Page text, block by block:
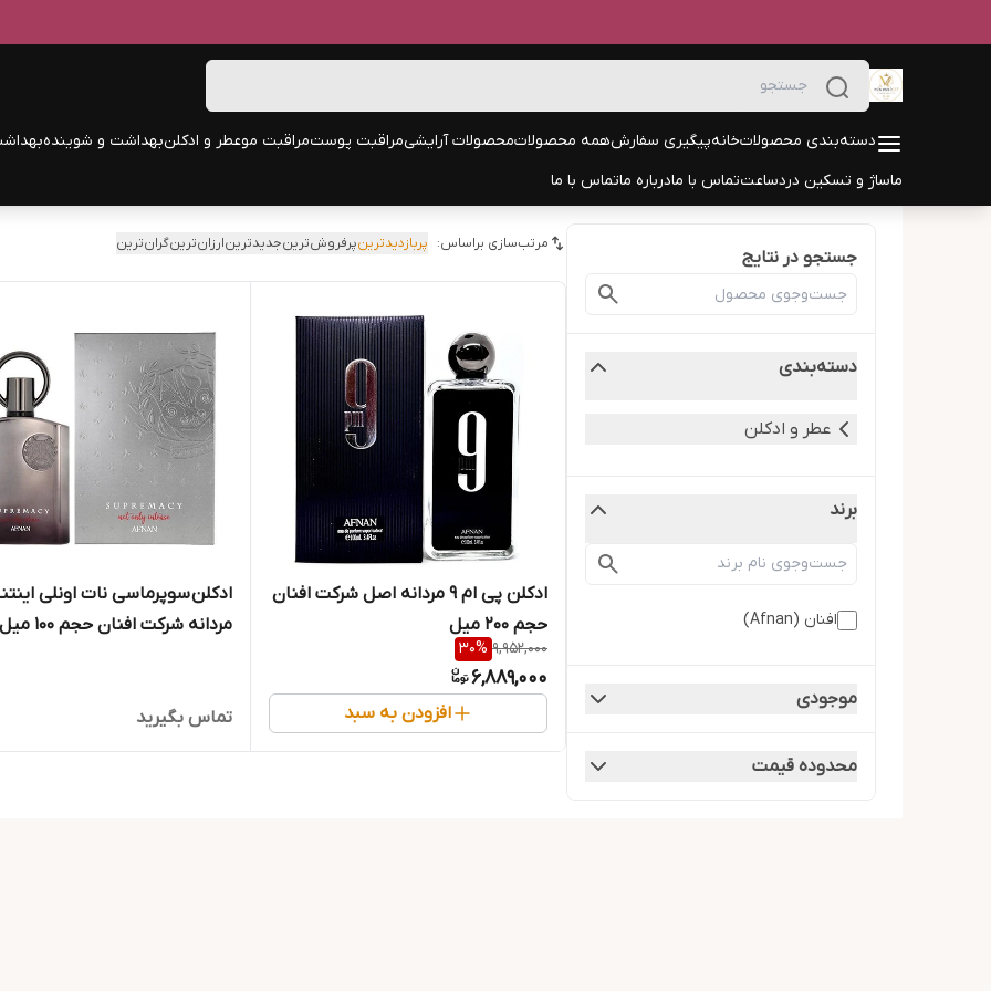
دسته‌بندی محصولاتخانهپیگیری سفارشهمه محصولاتمحصولات آرایشیمراقبت پوستمراقبت موعطر و ادکلنبهداشت و شوینده
ماساژ و تسکین دردساعتتماس با مادرباره ماتماس با ما
جستجو در نتایج
دسته‌بندی
عطر و ادکلن
برند
افنان (Afnan)
موجودی
محدوده قیمت
مرتب‌سازی براساس: پربازدیدترینپرفروش‌ترینجدیدترینارزان‌ترینگران‌ترین
ادکلن پی ام 9 مردانه اصل شرکت افنان
حجم 200 میل
9,952,000
30%
6,889,000
افزودن به سبد
ادکلن سوپرماسی نات اونلی
مردانه شرکت افنان حجم 100 میل
تماس بگیرید